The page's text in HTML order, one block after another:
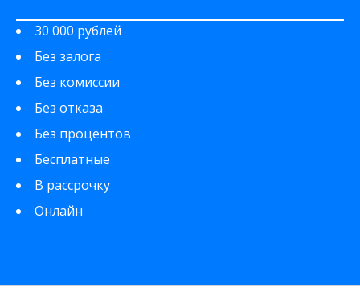
30 000 рублей
Без залога
Без комиссии
Без отказа
Без процентов
Бесплатные
В рассрочку
Онлайн